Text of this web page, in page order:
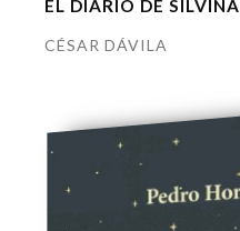
EL DIARIO DE SILVINA
CÉSAR DÁVILA